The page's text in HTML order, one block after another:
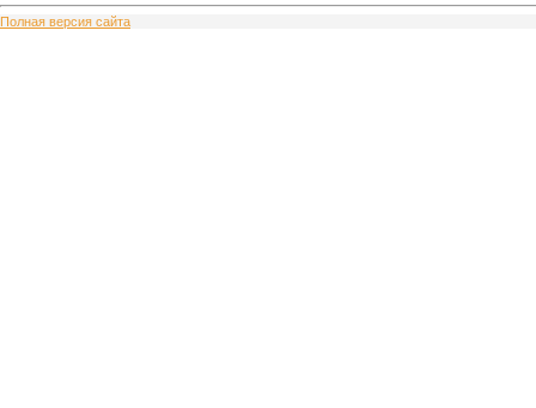
Полная версия сайта